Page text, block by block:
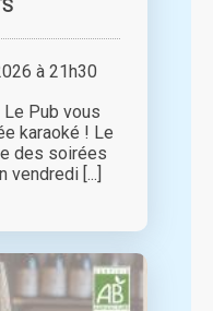
à 21h30
Le Pub vous
karaoké ! Le
des soirées
vendredi [...]